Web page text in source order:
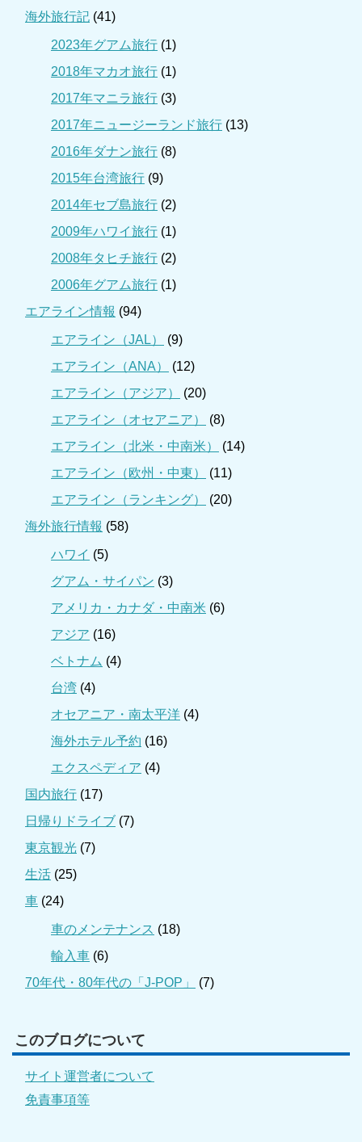
海外旅行記 (41)
2023年グアム旅行 (1)
2018年マカオ旅行 (1)
2017年マニラ旅行 (3)
2017年ニュージーランド旅行 (13)
2016年ダナン旅行 (8)
2015年台湾旅行 (9)
2014年セブ島旅行 (2)
2009年ハワイ旅行 (1)
2008年タヒチ旅行 (2)
2006年グアム旅行 (1)
エアライン情報 (94)
エアライン（JAL）
(9)
エアライン（ANA）
(12)
エアライン（アジア）
(20)
エアライン（オセアニア）
(8)
エアライン（北米・中南米）
(14)
エアライン（欧州・中東）
(11)
エアライン（ランキング）
(20)
海外旅行情報 (58)
ハワイ (5)
グアム・サイパン (3)
アメリカ・カナダ・中南米 (6)
アジア (16)
ベトナム (4)
台湾 (4)
オセアニア・南太平洋 (4)
海外ホテル予約 (16)
エクスペディア (4)
国内旅行 (17)
日帰りドライブ (7)
東京観光 (7)
生活 (25)
車 (24)
車のメンテナンス (18)
輸入車 (6)
70年代・80年代の「J-POP」
(7)
このブログについて
サイト運営者について
免責事項等